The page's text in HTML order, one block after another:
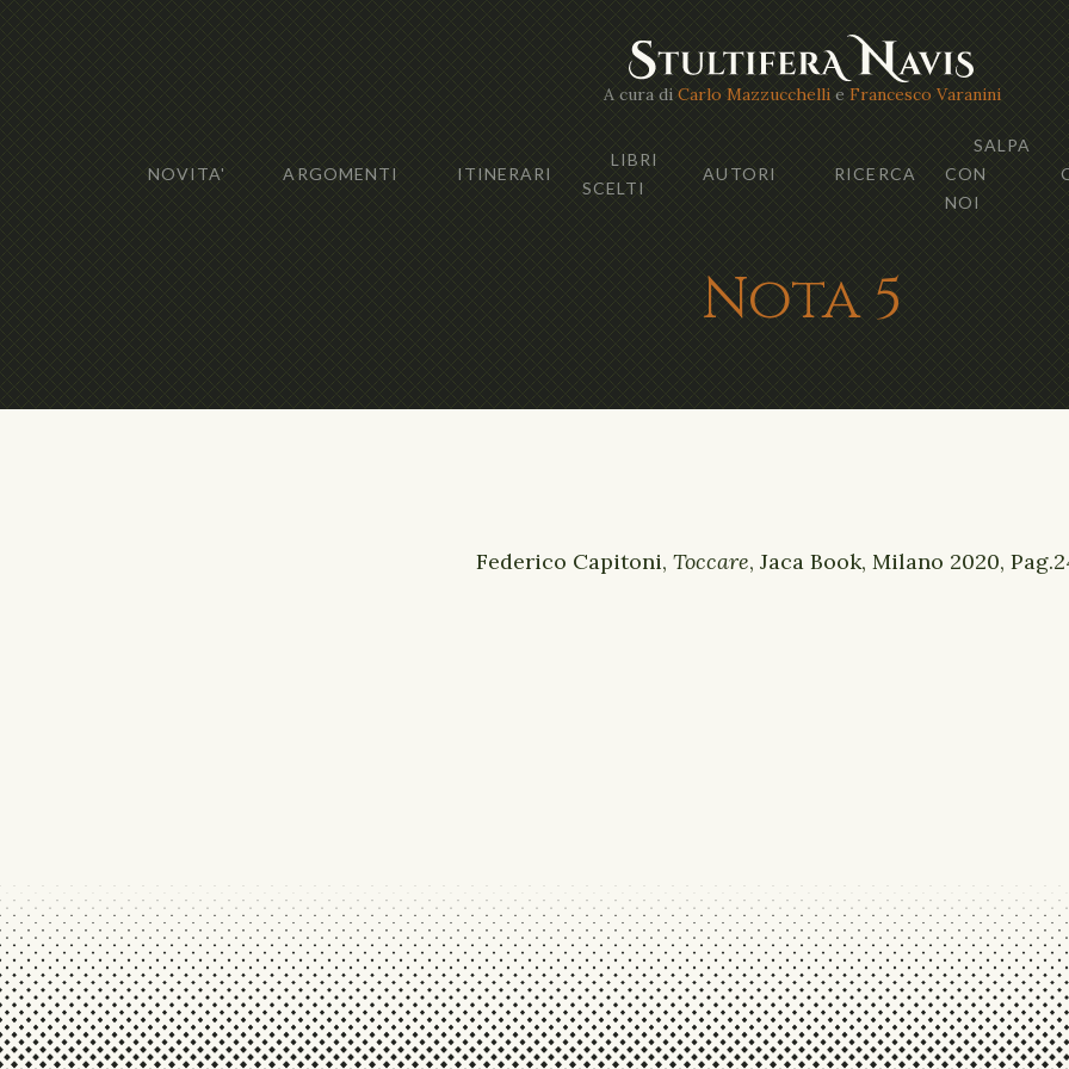
A cura di Carlo Mazzucchellie Francesco Varanini
NOVITA' ARGOMENTI ITINERARI
LIBRI
SCELTI
AUTORI RICERCA
SALPA
CON
NOI
Nota 5
Federico Capitoni, Toccare, Jaca Book, Milano 2020,